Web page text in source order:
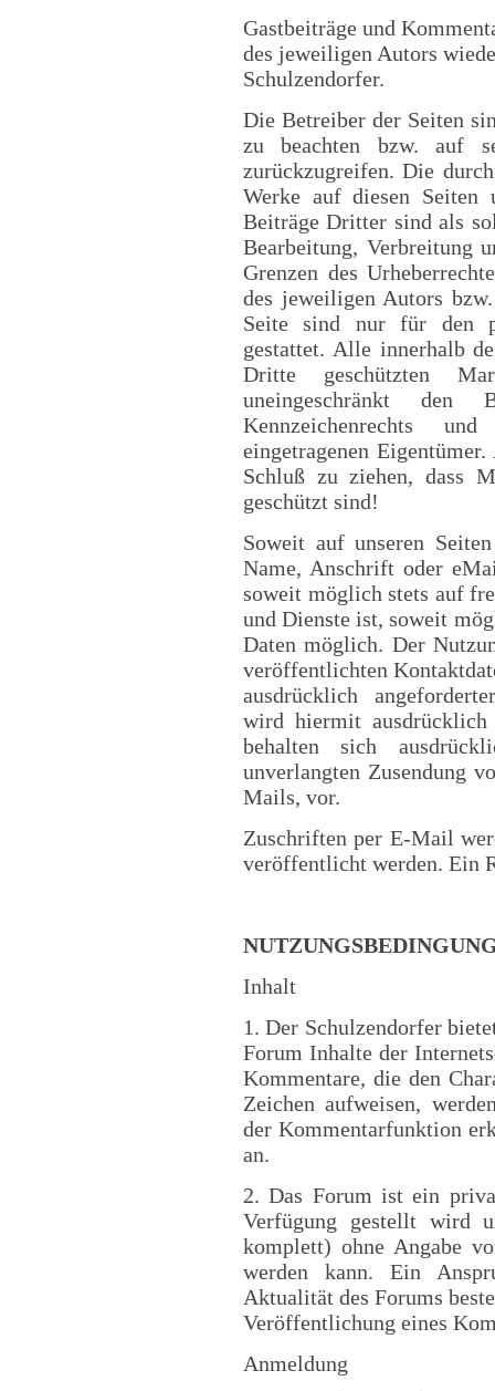
Gastbeiträge und
des jeweiligen Autors
Schulzendorfer.
Die Betreiber der Seiten
zu beachten bzw. auf
zurückzugreifen. Die
Werke auf diesen Seiten
Beiträge Dritter sind als
Bearbeitung, Verbreitung
Grenzen des
des jeweiligen Autors
Seite sind nur für den
gestattet. Alle innerhalb
Dritte geschützten
uneingeschränkt den
Kennzeichenrechts
eingetragenen
Schluß zu ziehen, dass
geschützt sind!
Soweit auf unseren
Name, Anschrift oder
soweit möglich stets auf
und Dienste ist, soweit
Daten möglich. Der
veröffentlichten
ausdrücklich
wird hiermit ausdrücklich
behalten sich
unverlangten Zusendung
Mails, vor.
Zuschriften per E-Mail
veröffentlicht werden. Ein
Inhalt
1. Der Schulzendorfer
Forum Inhalte der
Kommentare, die den
Zeichen aufweisen,
der Kommentarfunktion
an.
2. Das Forum ist ein
Verfügung gestellt wird
komplett) ohne Angabe
werden kann. Ein
Aktualität des Forums
Veröffentlichung eines
Anmeldung